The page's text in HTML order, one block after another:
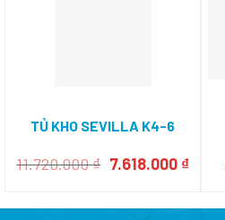
TỦ KHO SEVILLA K4-6
11.720.000₫ Giá
11.720.000 ₫.
7.618.000 ₫Giá
là: